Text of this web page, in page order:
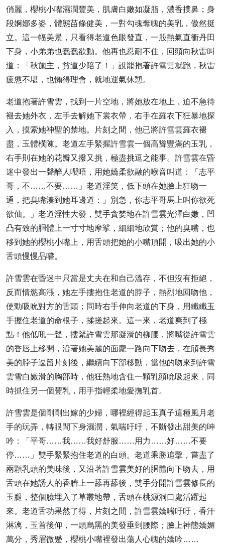
俏麗，櫻桃小嘴濕潤豐美，肌膚白嫩如凝脂，濃香撲鼻；身
段婀娜多姿，體態苗條健美，一對勾魂奪魄的美乳，傲然挺
立。這一幅美景，只看得老道色眼發直，一股熱氣直衝丹田
下身，小弟弟也蠢蠢欲動。他再也忍耐不住，回頭向秋雷叫
道：「秋施主，貧道少陪了！」說罷抱著許雪雲就跑，秋雷
疲憊不堪，也懶得理會，就地運氣休憩。
老道抱著許雪雲，找到一片空地，將她放在地上，迫不急待
褪去她外衣，左手去解她下裳衣帶，右手在羅衣下狂暴地探
入，摸索她神聖的禁地。片刻之間，他已將許雪雲羅衣褪
盡，玉體橫陳。老道左手緊握許雪雲一個高聳豐滿的玉乳，
右手則在她的花瓣又撥又挑，極盡挑逗之能事。許雪雲在昏
迷中發出一聲醉人嚶唔，用她嬌柔欲融的喉音叫道：「志平
哥，不……不要……」老道淫笑，低下頭在她臉上狂吻一
通，把臭嘴湊到她耳邊道：」別急，你志平哥馬上叫你欲死
欲仙。」老道淫性大發，雙手貪婪地在許雪雲光澤白嫩，凹
凸有致的胴體上一寸寸地摩挲，細細地欣賞；他的臭嘴，也
移到她的櫻桃小嘴上，用舌頭把她的小嘴頂開，吸出她的小
舌頭慢慢品嚐。
許雪雲在昏迷中只當是丈夫在和自己溫存，不但沒有拒絕，
反而情慾高漲，她左手摟抱住老道的脖子，熱烈地回吻他，
使勁吸吮對方的舌頭；同時右手伸向老道的下身，用纖纖玉
手握住老道的命根子，揉搓起來。這一來，老道爽到了極
點！他低吼一聲，摟緊許雪雲那凝滑的柳腰，將嘴從許雪雲
的香唇上移開，沿著她美麗的面龐一路向下吻去，在頎長秀
美的脖子逗留片刻後，繼續向下部移動，當他的吻來到許雪
雲雪白嫩滑的胸部時，他狂熱地含住一顆乳頭吮吸起來，同
時抓住另一個豐乳，用手指輕柔地愛撫乳首。
許雪雲是個剛剛出嫁的少婦，哪裡經得起玉真子這種風月老
手的玩弄，轉眼間下身濕潤，氣喘吁吁，不斷發出甜美的呻
吟：「平哥……我……我好舒服……用力……好……不要
停……」雙手緊緊抱住老道的白頭。老道乘勝追擊，嘗盡了
兩顆乳頭的美味後，又沿著許雪雲美好的胴體向下吻去，用
舌頭在她誘人的香臍上一舔再舔後，雙手分開許雪雲修長的
玉腿，整個臉埋入了草叢地帶，舌頭在桃源洞口處活躍起
來。老道舌功果然了得，片刻之間，許雪雲嬌喘吁吁，香汗
淋漓，玉首後仰，一頭烏黑的美發垂到腰際；臉上神態嬌媚
萬分，秀眉微蹙，櫻桃小嘴裡發出蕩人心魄的嬌吟……